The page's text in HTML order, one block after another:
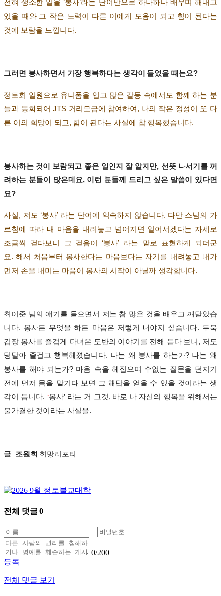
전혀 생소한 일을 ‘봉사’라는 단어만으로 하나하나 배우며 해내고
있을 때와 그 작은 노력이 다른 이에게 도움이 되고 힘이 된다는
것에 보람을 느낍니다.
그러면 봉사하면서 가장 행복하다는 생각이 들었을 때는요?
정토회 일원으로 유니폼을 입고 많은 갈등 속에서도 함께 하는 분
들과 동화되어JTS 거리모금에 참여하여 , 나의 작은 정성이 또 다
른 이의 희망이 되고, 힘이 된다는 사실에 참 행복했습니다.
봉사하는 것이 보람되고 좋은 일인지 잘 알지만, 선뜻 나서기를 꺼
려하는 분들이 많은데요, 이런 분들께 드리고 싶은 말씀이 있다면
요?
사실, 저도 ‘봉사’ 라는 단어에 익숙하지 않습니다. 다만 스님의 가
르침에 따라 내 마음을 내려놓고 넘어지면 일어서겠다는 자세로
조금씩 걷다보니 그 걸음이 ‘봉사’ 라는 말로 표현하게 되더군
요.해서 처음부터 봉사한다는 마음보다는 자기를 내려놓고 내가
먼저 손을 내미는 마음이 봉사의 시작이 아닐까 생각합니다.
최이준 님의 얘기를 들으면서 저는 참 많은 것을 배우고 깨달았습
니다. 봉사든 무엇을 하든 마음은 저렇게 내야지 싶습니다. 두북
김장 봉사를 즐겁게 다녀온 도반의 이야기를 전해 듣다 보니 , 저도
덩달아 즐겁고 행복해졌습니다. 나는 왜 봉사를 하는가? 나는 왜
봉사를 해야 되는가? 마음 속을 헤집으며 수없는 질문을 던지기
전에 먼저 몸을 맡기다 보면 그 해답을 얻을 수 있을 것이라는 생
각이 듭니다. ‘봉사’ 라는 거 그것, 바로 나 자신의 행복을 위해서는
불가결한 것이라는 사실을.
글 조원희 희망리포터
전체 댓글 0
0/200
등록
전체 댓글 보기